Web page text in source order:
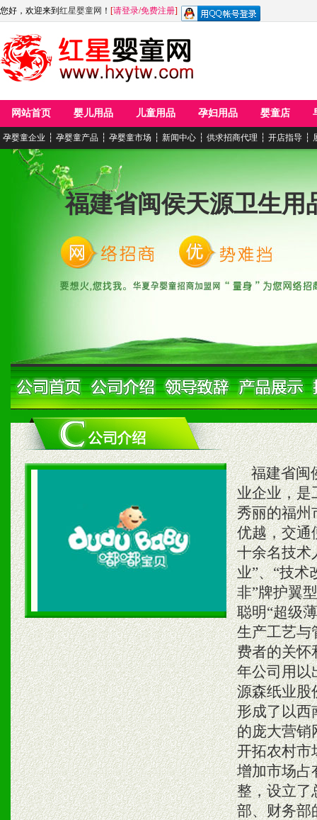
您好，欢迎来到 红星婴童网 ！ [请登录/免费注册]
网站首页 婴儿用品 儿童用品 孕妇用品 婴童店
孕婴童企业 ┆ 孕婴童产品 ┆ 孕婴童市场 ┆ 新闻中心 ┆ 供求招商代理 ┆ 开店指导 ┆
福建省闽侯天源卫生用
福建省闽
业企业，是
秀丽的福州
优越，交
十余名技术
业”、“技
非”牌护翼
聪明“超级
生产工艺与
费者的关怀
年公司用以
源森纸业
形成了以西
的庞大营销
开拓农村市
增加市场
整，设立了
部、财务部